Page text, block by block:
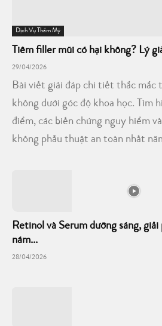
Dịch Vụ Thẩm Mỹ
Tiêm filler mũi có hại không? Lý
29/04/2026
Bài viết giải đáp chi tiết thắc mắc
không dưới góc độ khoa học. Tìm
điểm, các biến chứng nguy hiểm
không phẫu thuật an toàn nhất
Retinol và Serum dưỡng sáng,
nám...
28/04/2026